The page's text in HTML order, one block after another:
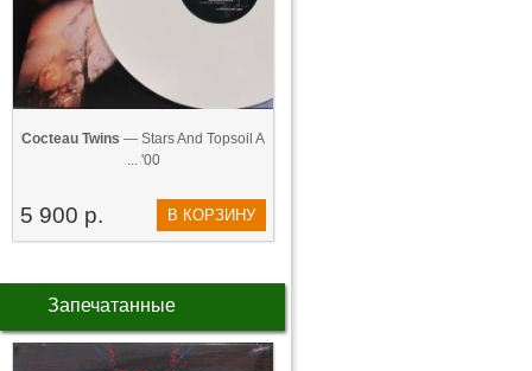
Cocteau Twins — Stars And Topsoil A
... '00
5 900 р. В КОРЗИНУ
Запечатанные